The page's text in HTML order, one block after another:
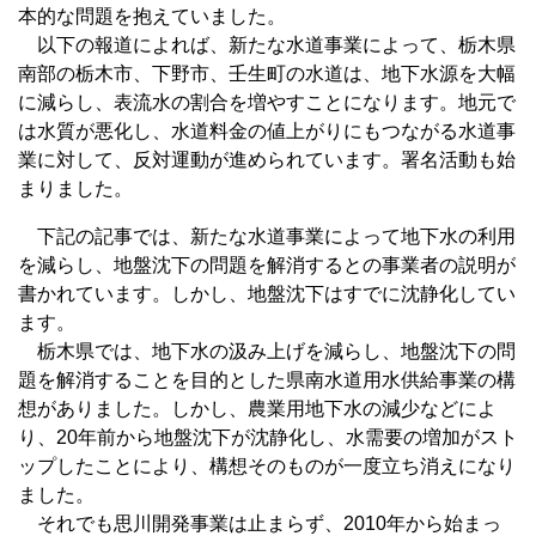
本的な問題を抱えていました。
以下の報道によれば、新たな水道事業によって、栃木県
南部の栃木市、下野市、壬生町の水道は、地下水源を大幅
に減らし、表流水の割合を増やすことになります。地元で
は水質が悪化し、水道料金の値上がりにもつながる水道事
業に対して、反対運動が進められています。署名活動も始
まりました。
下記の記事では、新たな水道事業によって地下水の利用
を減らし、地盤沈下の問題を解消するとの事業者の説明が
書かれています。しかし、地盤沈下はすでに沈静化してい
ます。
栃木県では、地下水の汲み上げを減らし、地盤沈下の問
題を解消することを目的とした県南水道用水供給事業の構
想がありました。しかし、農業用地下水の減少などによ
り、20年前から地盤沈下が沈静化し、水需要の増加がスト
ップしたことにより、構想そのものが一度立ち消えになり
ました。
それでも思川開発事業は止まらず、2010年から始まっ